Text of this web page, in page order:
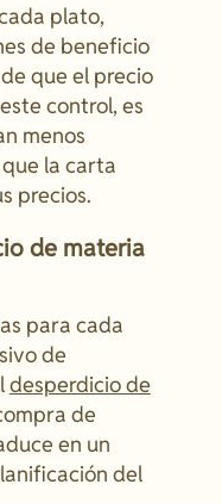
plato,
de beneficio
que el precio
control, es
menos
la carta
precios.
de materia
para cada
de
desperdicio de
de
en un
del